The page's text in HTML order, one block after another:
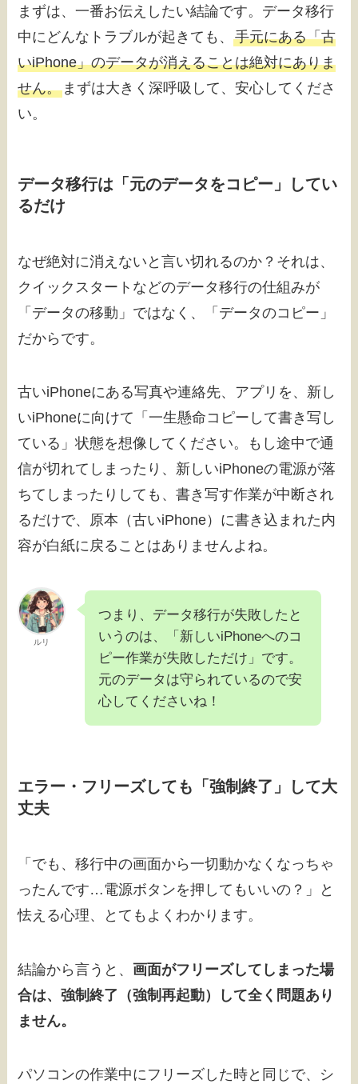
まずは、一番お伝えしたい結論です。データ移行
中にどんなトラブルが起きても、手元にある「古
いiPhone」のデータが消えることは絶対にありま
せん。 まずは大きく深呼吸して、安心してくださ
い。
データ移行は「元のデータをコピー」してい
るだけ
なぜ絶対に消えないと言い切れるのか？それは、
クイックスタートなどのデータ移行の仕組みが
「データの移動」ではなく、「データのコピー」
だからです。
古いiPhoneにある写真や連絡先、アプリを、新し
いiPhoneに向けて「一生懸命コピーして書き写し
ている」状態を想像してください。もし途中で通
信が切れてしまったり、新しいiPhoneの電源が落
ちてしまったりしても、書き写す作業が中断され
るだけで、原本（古いiPhone）に書き込まれた内
容が白紙に戻ることはありませんよね。
ルリ
つまり、データ移行が失敗したと
いうのは、「新しいiPhoneへのコ
ピー作業が失敗しただけ」です。
元のデータは守られているので安
心してくださいね！
エラー・フリーズしても「強制終了」して大
丈夫
「でも、移行中の画面から一切動かなくなっちゃ
ったんです…電源ボタンを押してもいいの？」と
怯える心理、とてもよくわかります。
結論から言うと、画面がフリーズしてしまった場
合は、強制終了（強制再起動）して全く問題あり
ません。
パソコンの作業中にフリーズした時と同じで、シ